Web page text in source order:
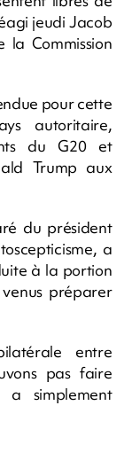
jeudi Jacob
Commission
pour cette
autoritaire,
du G20 et
Trump aux
du président
a
à la portion
préparer
entre
pas faire
a simplement